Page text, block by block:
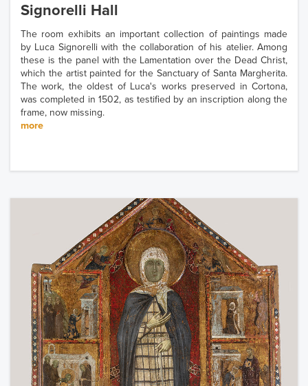
Signorelli Hall
The room exhibits an important collection of paintings made
by Luca Signorelli with the collaboration of his atelier. Among
these is the panel with the Lamentation over the Dead Christ,
which the artist painted for the Sanctuary of Santa Margherita.
The work, the oldest of Luca's works preserved in Cortona,
was completed in 1502, as testified by an inscription along the
frame, now missing.
more